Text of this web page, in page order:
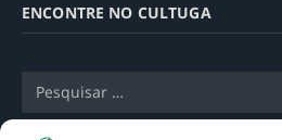
ENCONTRE NO CULTUGA